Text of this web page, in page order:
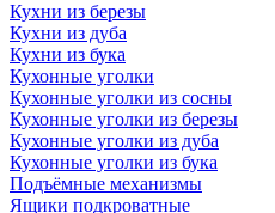
Кухни из березы
Кухни из дуба
Кухни из бука
Кухонные уголки
Кухонные уголки из сосны
Кухонные уголки из березы
Кухонные уголки из дуба
Кухонные уголки из бука
Подъёмные механизмы
Ящики подкроватные